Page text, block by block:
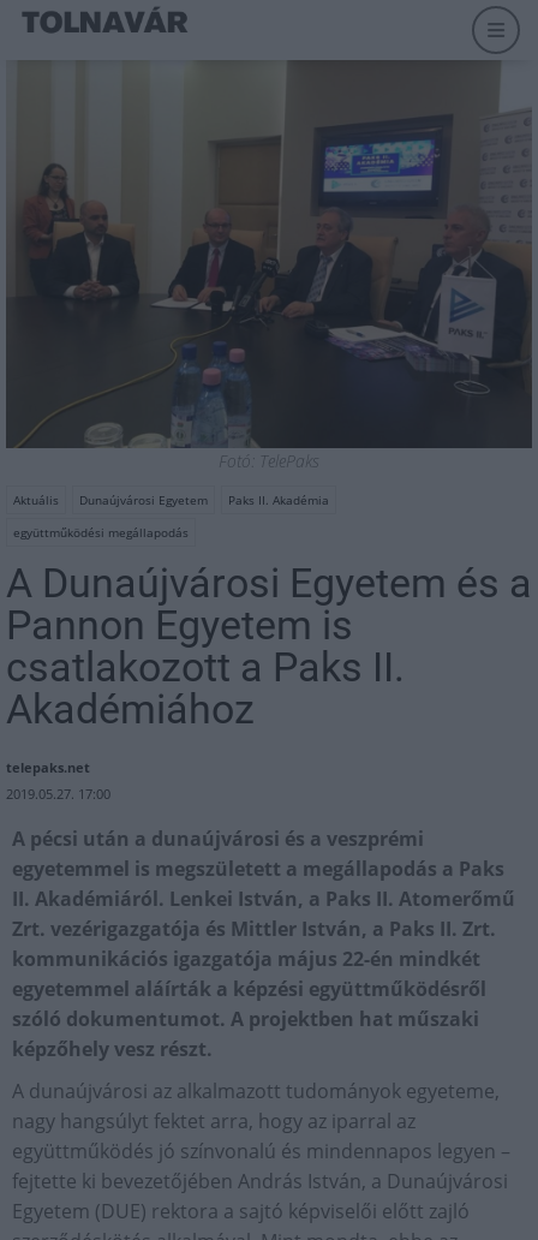
Fotó: TelePaks
Aktuális Dunaújvárosi Egyetem
Paks II. Akadémia
együttműködési megállapodás
A Dunaújvárosi Egyetem és a
Pannon Egyetem is
csatlakozott a Paks II.
Akadémiához
telepaks.net
2019.05.27. 17:00
A pécsi után a dunaújvárosi és a veszprémi
egyetemmel is megszületett a megállapodás a Paks
II. Akadémiáról. Lenkei István, a Paks II. Atomerőmű
Zrt. vezérigazgatója és Mittler István, a Paks II. Zrt.
kommunikációs igazgatója május 22-én mindkét
egyetemmel aláírták a képzési együttműködésről
szóló dokumentumot. A projektben hat műszaki
képzőhely vesz részt.
A dunaújvárosi az alkalmazott tudományok egyeteme,
nagy hangsúlyt fektet arra, hogy az iparral az
együttműködés jó színvonalú és mindennapos legyen –
fejtette ki bevezetőjében András István, a Dunaújvárosi
Egyetem (DUE) rektora a sajtó képviselői előtt zajló